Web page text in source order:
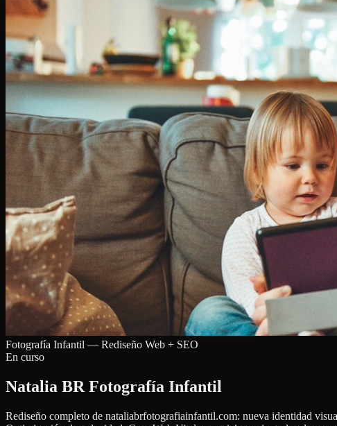
Fotografía Infantil — Rediseño Web + SEO
En curso
Natalia BR Fotografía Infantil
Rediseño completo de nataliabrfotografiainfantil.com: nueva identidad